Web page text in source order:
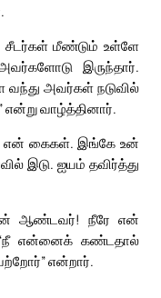
சீடர்கள் மீண்டும் உள்ளே
இருந்தார்.
வந்து அவர்கள் நடுவில்
என்று வாழ்த்தினார்.
என் கைகள். இங்கே உன்
இடு. ஐயம் தவிர்த்து
ஆண்டவர்! நீரே என்
“நீ என்னைக் கண்டதால்
என்றார்.